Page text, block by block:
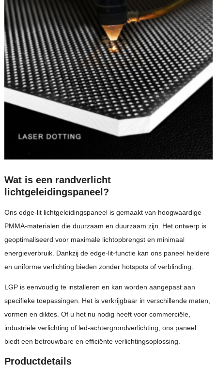
Wat is een randverlicht
lichtgeleidingspaneel?
Ons edge-lit lichtgeleidingspaneel is gemaakt van hoogwaardige
PMMA-materialen die duurzaam en duurzaam zijn. Het ontwerp is
geoptimaliseerd voor maximale lichtopbrengst en minimaal
energieverbruik. Dankzij de edge-lit-functie kan ons paneel heldere
en uniforme verlichting bieden zonder hotspots of verblinding.
LGP is eenvoudig te installeren en kan worden aangepast aan
specifieke toepassingen. Het is verkrijgbaar in verschillende maten,
vormen en diktes. Of u het nu nodig heeft voor commerciële,
industriële verlichting of led-achtergrondverlichting, ons paneel
biedt een betrouwbare en efficiënte verlichtingsoplossing.
Productdetails